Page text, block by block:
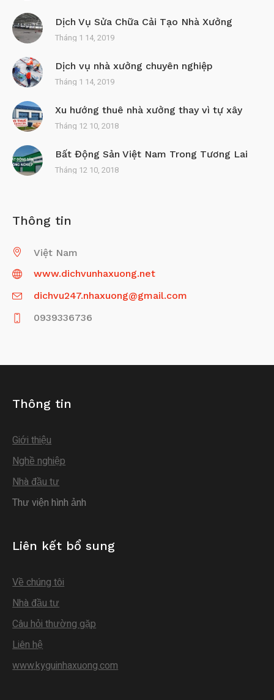
Dịch Vụ Sửa Chữa Cải Tạo Nhà Xưởng
Tháng 1 14, 2019
Dịch vụ nhà xưởng chuyên nghiệp
Tháng 1 14, 2019
Xu hướng thuê nhà xưởng thay vì tự xây
Tháng 12 10, 2018
Bất Động Sản Việt Nam Trong Tương Lai
Tháng 12 10, 2018
Thông tin
Việt Nam
www.dichvunhaxuong.net
dichvu247.nhaxuong@gmail.com
0939336736
Thông tin
Giới thiệu
Nghề nghiệp
Nhà đầu tư
Thư viện hình ảnh
Liên kết bổ sung
Về chúng tôi
Nhà đầu tư
Câu hỏi thường gặp
Liên hệ
www.kyguinhaxuong.com